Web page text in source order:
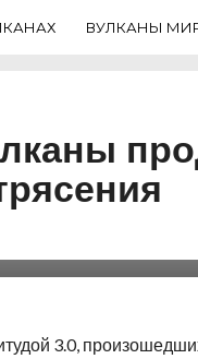
ВУЛКАНЫ
в южной части
землетрясение
3.0,